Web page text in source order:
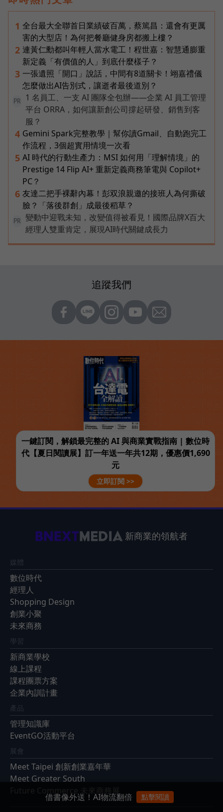
1 全台最大全聯首日業績破百萬，蔡篤昌：還會有更厲
害的大型店！為何把餐廳健身房都搬上樓？
2 連黃仁勳都叫年輕人當水電工！程世嘉：智慧通膨重
新定義「有價值的人」到底什麼樣子？
3 一張遺照「開口」說話，中間有8道關卡！翊嘉禮儀
怎麼做出AI告別式，讓逝者最後道別？
PR
1 名員工、一支 AI 團隊全包辦——企業 AI 員工管理
平台 ORRA，如何讓新創公司撐起研發、銷售到客
服？
4 Gemini Spark完整教學｜幫你讀Gmail、自動跑完工
作流程，3個超實用情境一次看
5 AI 時代的行動生產力：MSI 如何用「理解情境」的
Prestige 14 Flip AI+ 重新定義商務筆電與 Copilot+
PC？
6 友達二把手裸辭內幕！彭双浪親邀的接班人為何撕破
臉？「落後群創」成最後稻草？
PR
變動中迎戰未知，改變值得被看見！國際品牌X百大
經理人雙重肯定，展現AI時代關鍵成長力
追蹤我們
一鍵訂閱，解鎖最完整的 AI 與商業實戰指南 | 數位時
代【夏日閱讀展】訂一年送一年共12期，優惠價1,690
元
立即訂閱 >>
新商業的領航者
媒體
數位時代
經理人
Shopping Design
創業小聚
未來商務
學習
新商業學校
線上課程
課程團票方案
企業內訓計畫
產品
管理知識庫
EventGO活動平台
展會
Meet Taipei 創新創業嘉年華
Meet Greater South
Future Commerce 未來商務展
借書像外送！AI物流翻倍 點擊閱讀